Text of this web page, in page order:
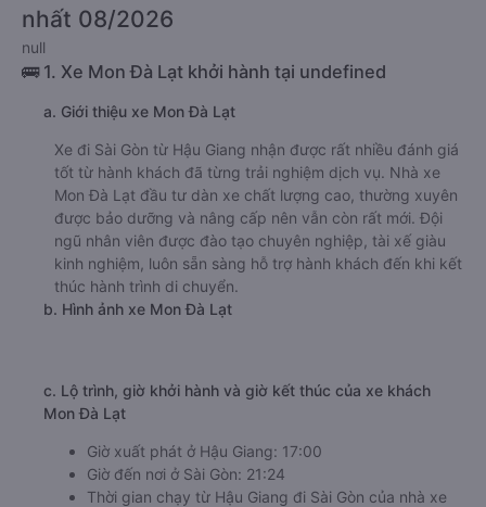
nhất 08/2026
null
🚌 1. Xe Mon Đà Lạt khởi hành tại undefined
a. Giới thiệu xe Mon Đà Lạt
Xe đi Sài Gòn từ Hậu Giang nhận được rất nhiều đánh giá
tốt từ hành khách đã từng trải nghiệm dịch vụ. Nhà xe
Mon Đà Lạt đầu tư dàn xe chất lượng cao, thường xuyên
được bảo dưỡng và nâng cấp nên vẫn còn rất mới. Đội
ngũ nhân viên được đào tạo chuyên nghiệp, tài xế giàu
kinh nghiệm, luôn sẵn sàng hỗ trợ hành khách đến khi kết
thúc hành trình di chuyển.
b. Hình ảnh xe Mon Đà Lạt
c. Lộ trình, giờ khởi hành và giờ kết thúc của xe khách
Mon Đà Lạt
Giờ xuất phát ở Hậu Giang: 17:00
Giờ đến nơi ở Sài Gòn: 21:24
Thời gian chạy từ Hậu Giang đi Sài Gòn của nhà xe